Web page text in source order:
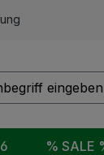
% SALE